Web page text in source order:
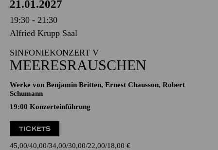
ESSENER PHILHARMONIKER
Donnerstag
21.01.2027
19:30 - 21:30
Alfried Krupp Saal
SINFONIEKONZERT V
MEERESRAUSCHEN
Schumann
19:00 Konzerteinführung